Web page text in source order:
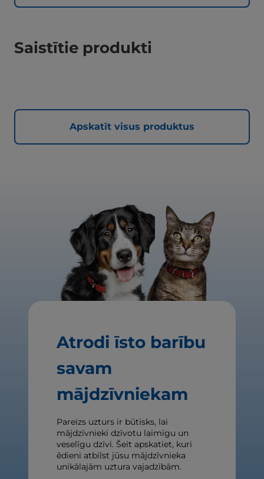
Saistītie produkti
Apskatīt visus produktus
Atrodi īsto barību
savam
mājdzīvniekam
Pareizs uzturs ir būtisks, lai
mājdzīvnieki dzīvotu laimīgu un
veselīgu dzīvi. Šeit apskatiet, kuri
ēdieni atbilst jūsu mājdzīvnieka
unikālajām uztura vajadzībām.